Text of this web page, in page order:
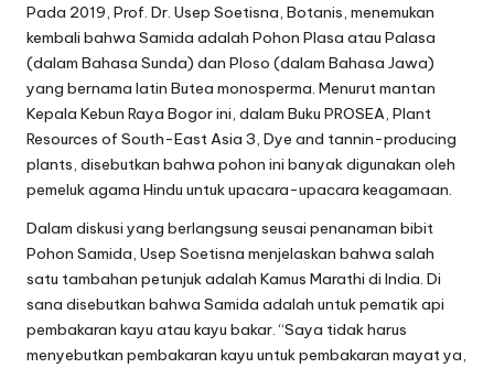
Pada 2019, Prof. Dr. Usep Soetisna, Botanis, menemukan
kembali bahwa Samida adalah Pohon Plasa atau Palasa
(dalam Bahasa Sunda) dan Ploso (dalam Bahasa Jawa)
yang bernama latin Butea monosperma. Menurut mantan
Kepala Kebun Raya Bogor ini, dalam Buku PROSEA, Plant
Resources of South-East Asia 3, Dye and tannin-producing
plants, disebutkan bahwa pohon ini banyak digunakan oleh
pemeluk agama Hindu untuk upacara-upacara keagamaan.
Dalam diskusi yang berlangsung seusai penanaman bibit
Pohon Samida, Usep Soetisna menjelaskan bahwa salah
satu tambahan petunjuk adalah Kamus Marathi di India. Di
sana disebutkan bahwa Samida adalah untuk pematik api
pembakaran kayu atau kayu bakar. “Saya tidak harus
menyebutkan pembakaran kayu untuk pembakaran mayat ya,